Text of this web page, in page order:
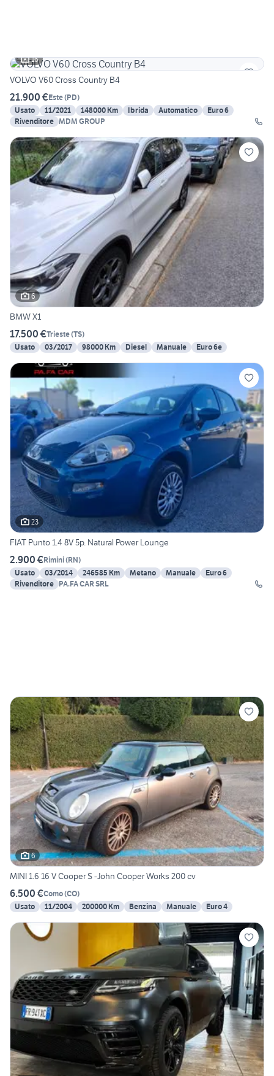
16
VOLVO V60 Cross Country B4
21.900 €Este(PD)
Usato
11/2021 148000 Km Ibrida Automatico
Euro 6
Rivenditore MDM GROUP
6
BMW X1
17.500 €Trieste(TS)
Usato
03/2017 98000 Km Diesel Manuale Euro 6e
23
FIAT Punto 1.4 8V 5p. Natural Power Lounge
2.900 €Rimini(RN)
Usato
03/2014 246585 Km Metano Manuale
Euro 6
Rivenditore PA.FA CAR SRL
6
MINI 1.6 16 V Cooper S -John Cooper Works 200 cv
6.500 €Como(CO)
Usato
11/2004 200000 Km Benzina Manuale Euro 4